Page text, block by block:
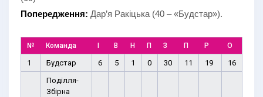
Попередження: Дар’я Ракіцька (40 – «Будстар»).
№ Команда І В Н П З П Р О
1 Будстар 6 5 1 0 30 11 19 16
Поділля-
Збірна